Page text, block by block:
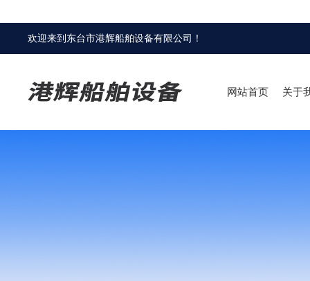
欢迎来到 东台市港辉船舶设备有限公司 ！
网站首页 关于